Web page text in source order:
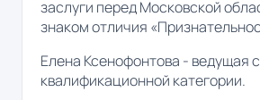
заслуги перед Московской
знаком отличия
Елена Ксенофонтова - ведущая
квалификационной категории.